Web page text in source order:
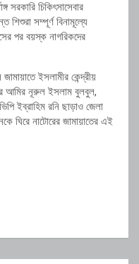
সরকারি চিকিৎসাসেবার
শিশুরা সম্পূর্ণ বিনামূল্যে
পর বয়স্ক নাগরিকদের
ইসলামীর কেন্দ্রীয়
আমির নূরুল ইসলাম বুলবুল,
ইব্রাহিম রনি ছাড়াও জেলা
ঘিরে নাটোরের জামায়াতের এই